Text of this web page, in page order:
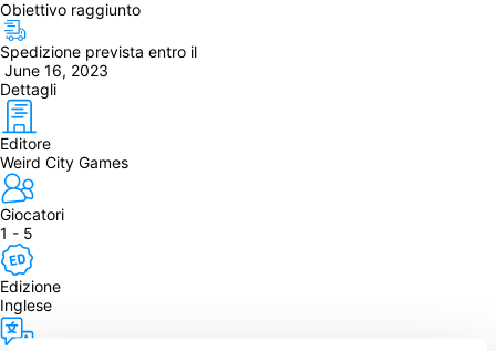
Obiettivo raggiunto
Spedizione prevista entro il
June 16, 2023
Dettagli
Editore
Weird City Games
Giocatori
1 - 5
Edizione
Inglese